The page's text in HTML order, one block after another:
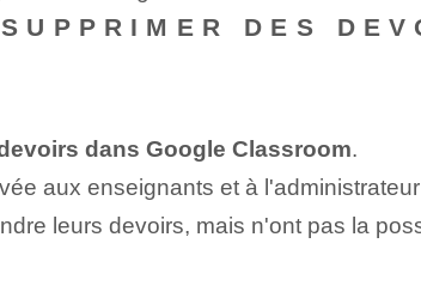
DES
dans Google Classroom.
aux enseignants et à
leurs devoirs, mais n'ont pas la